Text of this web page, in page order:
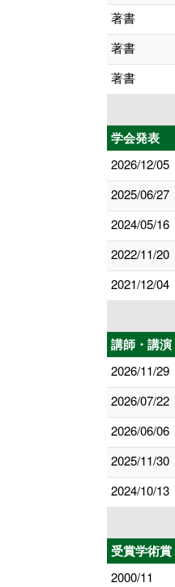
著書
著書
著書
学会発表
2026/12/05
2025/06/27
2024/05/16
2022/11/20
2021/12/04
講師・講演
2026/11/29
2026/07/22
2026/06/06
2025/11/30
2024/10/13
受賞学術賞
2000/11